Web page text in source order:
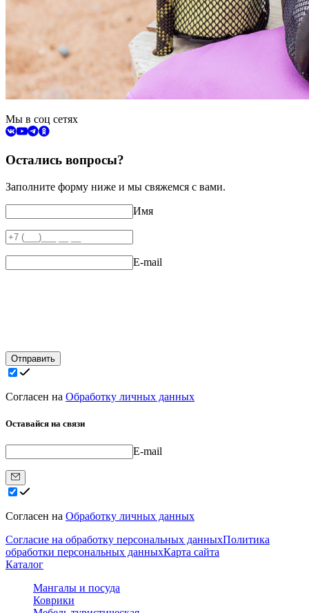
Мы в соц сетях
Остались вопросы?
Заполните форму ниже и мы свяжемся с вами.
Имя
E-mail
Отправить
Согласен на Обработку личных данных
Оставайся на связи
E-mail
Согласен на Обработку личных данных
Согласие на обработку персональных данныхПолитика
обработки персональных данныхКарта сайта
Каталог
Мангалы и посуда
Коврики